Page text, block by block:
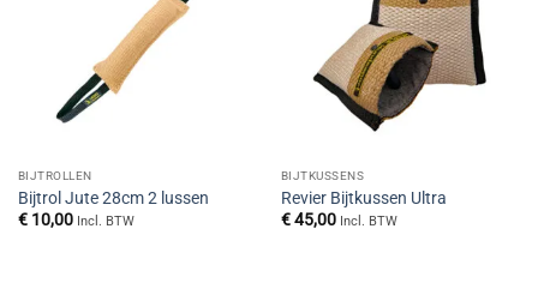
BIJTROLLEN
Bijtrol Jute 28cm 2 lussen
€10,00 Incl. BTW
BIJTKUSSENS
Revier Bijtkussen Ultra
€45,00 Incl. BTW